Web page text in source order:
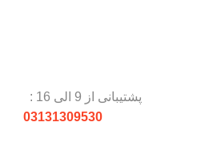
پشتیبانی از 9 الی 16 :
03131309530